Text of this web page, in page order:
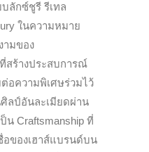
ลักซ์ชูรี รีเทล
ในความหมาย
ามของ
สร้างประสบการณ์
อความพิเศษร่วมไว้
ลป์อันละเมียดผ่าน
น Craftsmanship ที่
อของเฮาส์แบรนด์บน